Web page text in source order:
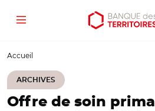
Aller
contenu
Aller
menu
Ouvrir
outils
Menu
Accueil
ARCHIVES
Offre de soin